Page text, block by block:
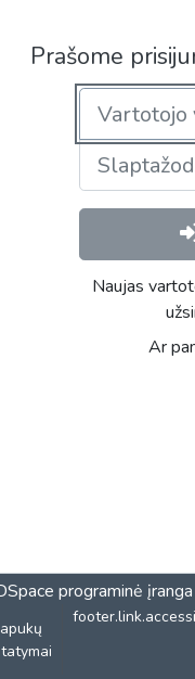
Prašome
Naujas
Ar
programinė įranga